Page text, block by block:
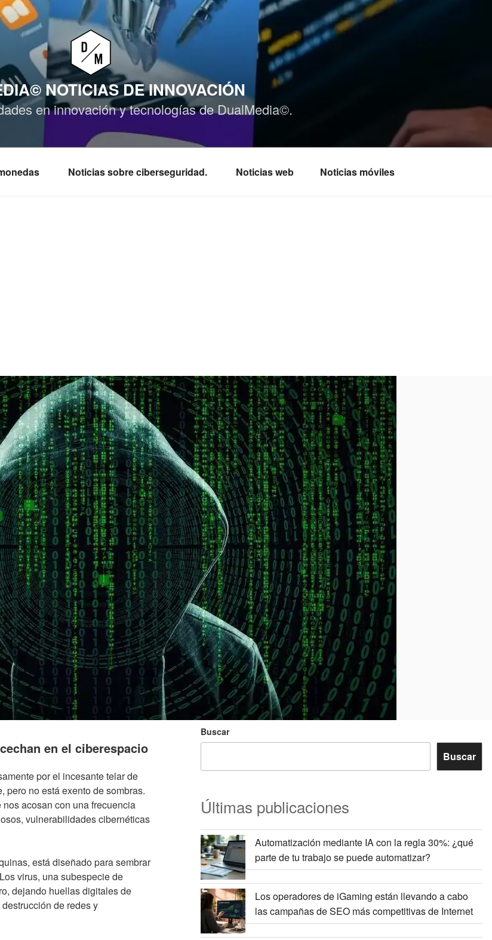
NOTICIAS DE INNOVACIÓN
en innovación y tecnologías de DualMedia©.
Noticias sobre ciberseguridad. Noticias web Noticias móviles
en el ciberespacio
por el incesante telar de
pero no está exento de sombras.
acosan con una frecuencia
vulnerabilidades cibernéticas
está diseñado para sembrar
virus, una subespecie de
dejando huellas digitales de
de redes y
Buscar
Buscar
Últimas publicaciones
Automatización mediante IA con la regla 30%: ¿qué
parte de tu trabajo se puede automatizar?
Los operadores de iGaming están llevando a cabo
las campañas de SEO más competitivas de Internet